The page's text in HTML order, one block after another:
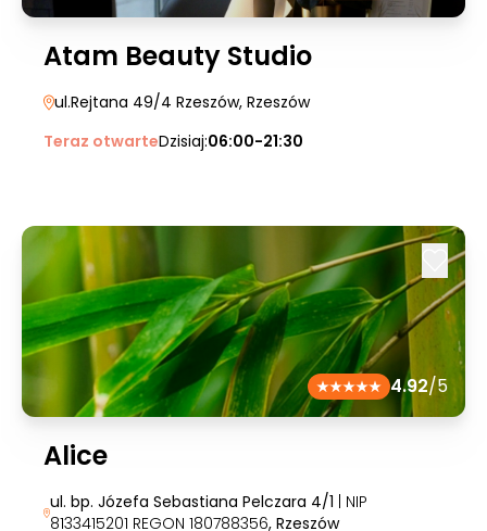
Atam Beauty Studio
ul.Rejtana 49/4 Rzeszów, Rzeszów
Teraz otwarteDzisiaj:06:00-21:30
4.92/5
Alice
ul. bp. Józefa Sebastiana Pelczara 4/1 | NIP
8133415201 REGON 180788356, Rzeszów